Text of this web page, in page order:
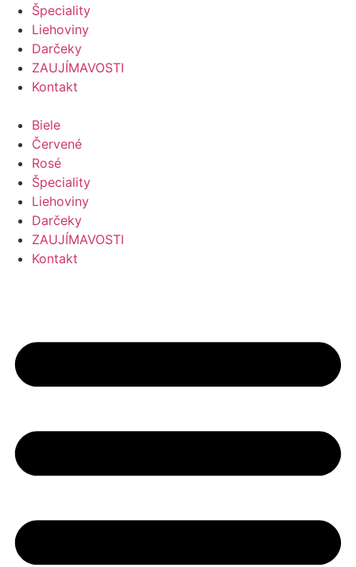
Špeciality
Liehoviny
Darčeky
ZAUJÍMAVOSTI
Kontakt
Biele
Červené
Rosé
Špeciality
Liehoviny
Darčeky
ZAUJÍMAVOSTI
Kontakt